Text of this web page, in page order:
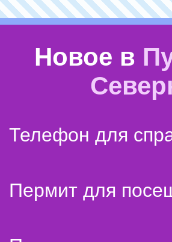
Новое в
Телефон для
Пермит для